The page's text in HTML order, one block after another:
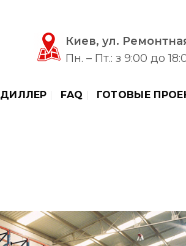
Киев, ул.
Пн. – Пт.: з 9:00 до
ДИЛЛЕР FAQ ГОТОВЫЕ